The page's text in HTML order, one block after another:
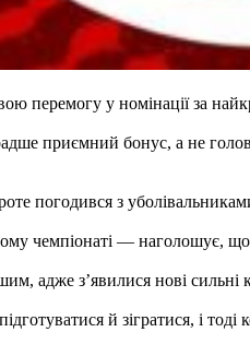
перемогу у номінації за
приємний бонус, а не
погодився з
чемпіонаті — наголошує,
адже з’явилися нові сильні
й зігратися, і тоді